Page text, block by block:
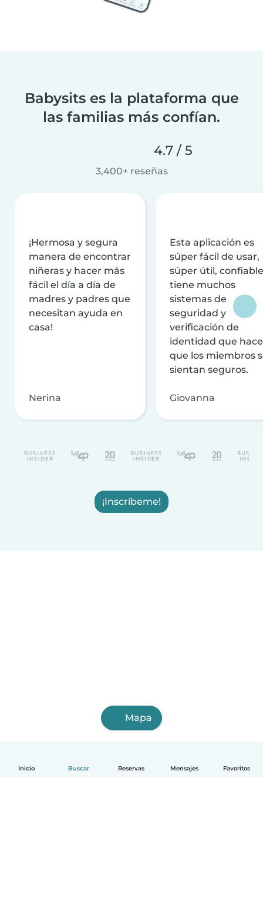
Inicio Buscar Reservas Mensajes Favoritos
Babysits es la plataforma que
las familias más confían.
4.7 / 5
3,400+ reseñas
¡Hermosa y segura
manera de encontrar
niñeras y hacer más
fácil el día a día de
madres y padres que
necesitan ayuda en
casa!
Nerina
Esta aplicación es
súper fácil de usar,
súper útil,
tiene muchos
sistemas de
seguridad y
verificación de
identidad que
que los miembros
sientan seguros.
Giovanna
¡Inscríbeme!
Mapa